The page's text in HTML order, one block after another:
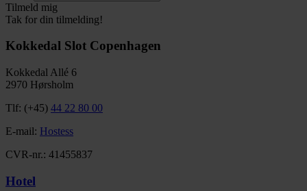
Tilmeld mig
Tak for din tilmelding!
Kokkedal Slot Copenhagen
Kokkedal Allé 6
2970 Hørsholm
Tlf: (+45) 44 22 80 00
E-mail: Hostess
CVR-nr.: 41455837
Hotel